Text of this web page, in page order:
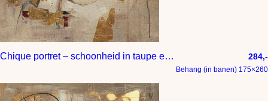
Chique portret – schoonheid in taupe en goud 284,-
Behang (in banen) 175×260